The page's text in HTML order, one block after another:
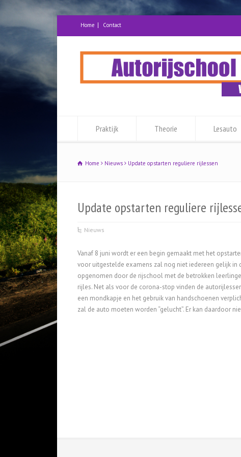
Home Contact
Praktijk Theorie Lesauto
Home Nieuws Update opstarten reguliere rijlessen
Update opstarten reguliere
Nieuws
Vanaf 8 juni wordt er een begin gemaakt met het
voor uitgestelde examens zal nog niet iedereen gelijk
opgenomen door de rijschool met de betrokken
rijles. Net als voor de corona-stop vinden de
een mondkapje en het gebruik van handschoenen
zal de auto moeten worden “gelucht”. Er kan daardoor